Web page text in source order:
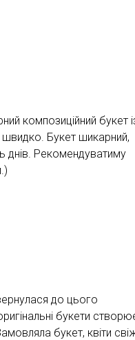
композиційний букет
Букет шикарний,
днів. Рекомендуватиму
до цього
букети
букет, квіти